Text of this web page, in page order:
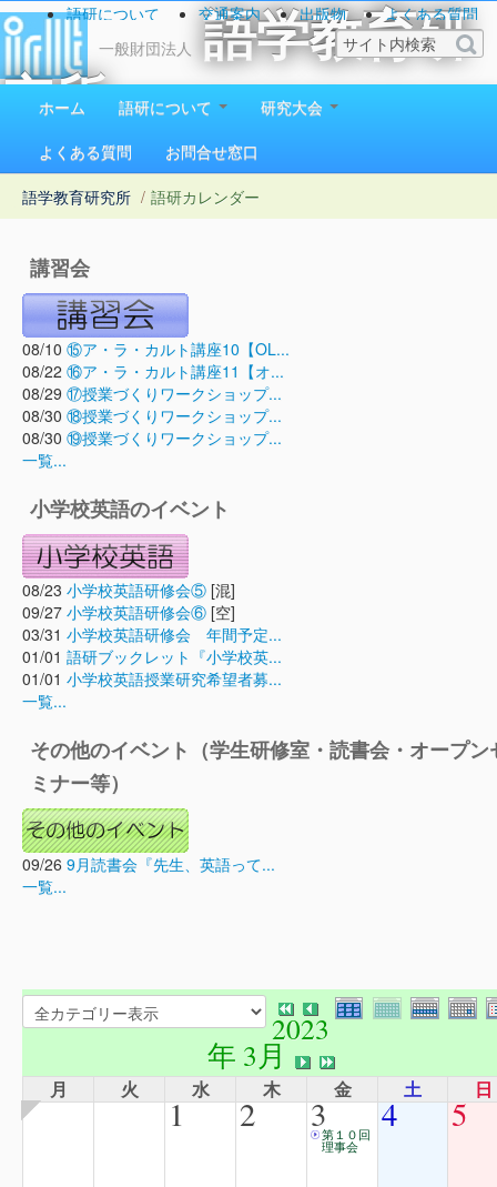
一般財団法人
語学教育研
究所
1923（大正12）年創立
語研について 交通案内 出版物
よくある質問
お問い合わせ
ホーム 語研について
研究大会
よくある質問
お問合せ窓口
語学教育研究所 / 語研カレンダー
講習会
08/10 ⑮ア・ラ・カルト講座10【OL...
08/22 ⑯ア・ラ・カルト講座11【オ...
08/29 ⑰授業づくりワークショップ...
08/30 ⑱授業づくりワークショップ...
08/30 ⑲授業づくりワークショップ...
一覧...
小学校英語のイベント
08/23 小学校英語研修会⑤ [混]
09/27 小学校英語研修会⑥ [空]
03/31 小学校英語研修会 年間予定...
01/01 語研ブックレット『小学校英...
01/01 小学校英語授業研究希望者募...
一覧...
その他のイベント（学生研修室・読書会・オープン
ミナー等）
09/26 9月読書会『先生、英語って...
一覧...
2023
年 3月
月 火 水 木 金 土 日
1 2 3第１０回
理事会
4 5